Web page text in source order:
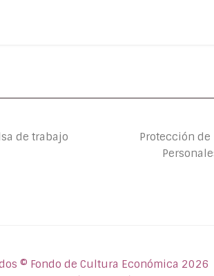
de trabajo
Protección de
© Fondo de Cultura Económica 2026